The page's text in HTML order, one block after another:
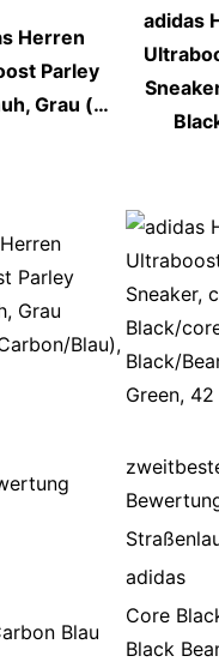
Herren
Parley
Grau (…
adidas
adidas
Blau
Core
Black